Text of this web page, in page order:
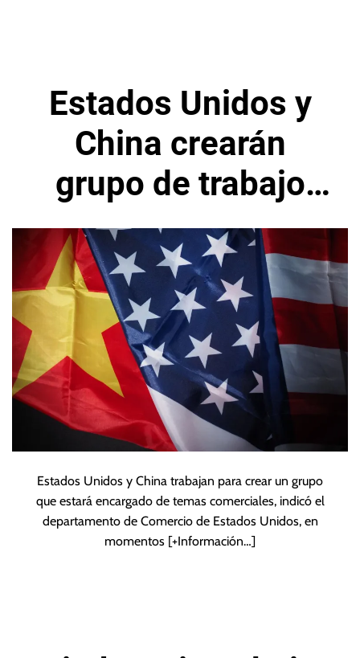
Estados Unidos y
China crearán
grupo de trabajo
para temas
comerciales
Estados Unidos y China trabajan para crear un grupo
que estará encargado de temas comerciales, indicó el
departamento de Comercio de Estados Unidos, en
momentos [+Información…]